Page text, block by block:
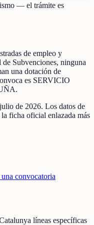
— el trámite es
de empleo y
de Subvenciones, ninguna
una dotación de
es SERVICIO
.
de 2026. Los datos de
ficha oficial enlazada más
convocatoria
líneas específicas